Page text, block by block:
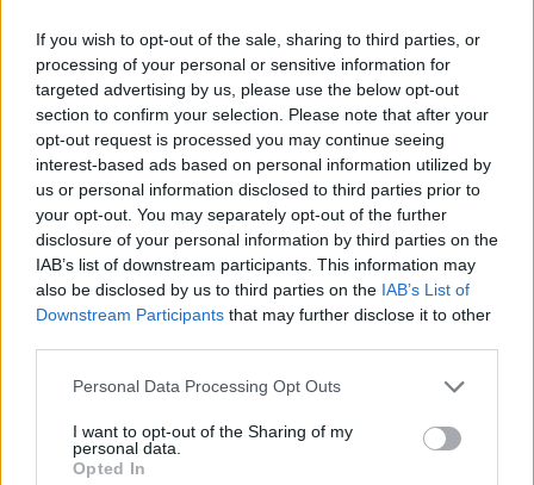
If you wish to opt-out of the sale, sharing to third parties, or
processing of your personal or sensitive information for
targeted advertising by us, please use the below opt-out
section to confirm your selection. Please note that after your
opt-out request is processed you may continue seeing
interest-based ads based on personal information utilized by
us or personal information disclosed to third parties prior to
your opt-out. You may separately opt-out of the further
disclosure of your personal information by third parties on the
IAB’s list of downstream participants. This information may
also be disclosed by us to third parties on the IAB’s List of
Downstream Participants that may further disclose it to other
Personal Data Processing Opt Outs
I want to opt-out of the Sharing of my
personal data.
Opted In